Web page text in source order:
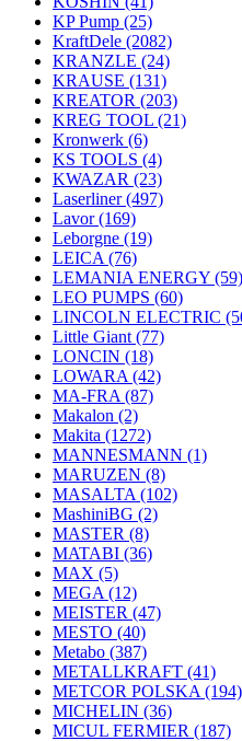
KP Pump (25)
KraftDele (2082)
KRANZLE (24)
KRAUSE (131)
KREATOR (203)
KREG TOOL (21)
Kronwerk (6)
KS TOOLS (4)
KWAZAR (23)
Laserliner(497)
Lavor(169)
Leborgne (19)
LEICA (76)
LEMANIA ENERGY (59)
LEO PUMPS (60)
LINCOLN ELECTRIC
Little Giant (77)
LONCIN (18)
LOWARA (42)
MA-FRA (87)
Makalon (2)
Makita (1272)
MANNESMANN (1)
MARUZEN (8)
MASALTA (102)
MashiniBG (2)
MASTER (8)
MATABI (36)
MAX (5)
MEGA (12)
MEISTER (47)
MESTO (40)
Metabo (387)
METALLKRAFT (41)
METCOR POLSKA (194)
MICHELIN (36)
MICUL FERMIER (187)